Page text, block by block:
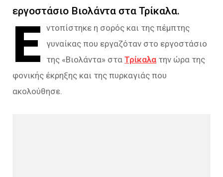
εργοστάσιο Βιολάντα στα Τρίκαλα.
Ε
ντοπίστηκε η σορός και της πέμπτης
γυναίκας που εργαζόταν στο εργοστάσιο
της «Βιολάντα» σταΤρίκαλα την ώρα της
φονικής έκρηξης και της πυρκαγιάς που
ακολούθησε.